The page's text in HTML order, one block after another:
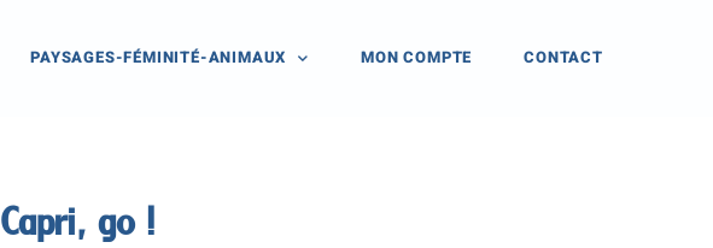
PAYSAGES-FÉMINITÉ-ANIMAUX MON COMPTE CONTACT
Capri, go !